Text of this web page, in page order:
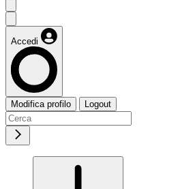
Accedi
Modifica profilo Logout